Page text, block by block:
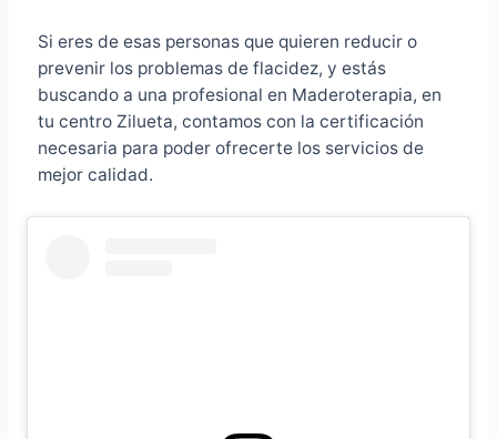
Si eres de esas personas que quieren reducir o
prevenir los problemas de flacidez, y estás
buscando a una profesional en Maderoterapia, en
tu centro Zilueta, contamos con la certificación
necesaria para poder ofrecerte los servicios de
mejor calidad.